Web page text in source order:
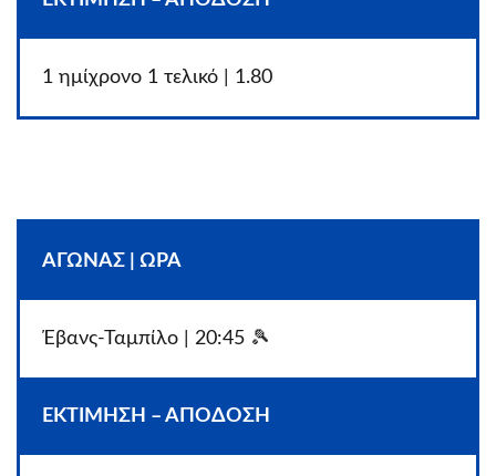
1 ημίχρονο 1 τελικό | 1.80
ΑΓΩΝΑΣ | ΩΡΑ
Έβανς-Ταμπίλο | 20:45 🎾
ΕΚΤΙΜΗΣΗ – ΑΠΟΔΟΣΗ